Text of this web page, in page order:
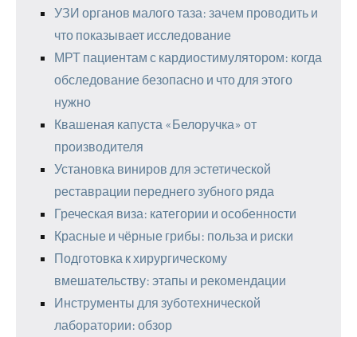
УЗИ органов малого таза: зачем проводить и
что показывает исследование
МРТ пациентам с кардиостимулятором: когда
обследование безопасно и что для этого
нужно
Квашеная капуста «Белоручка» от
производителя
Установка виниров для эстетической
реставрации переднего зубного ряда
Греческая виза: категории и особенности
Красные и чёрные грибы: польза и риски
Подготовка к хирургическому
вмешательству: этапы и рекомендации
Инструменты для зуботехнической
лаборатории: обзор